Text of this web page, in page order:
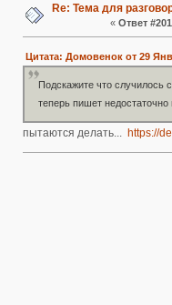
Re: Тема для
« Ответ
Цитата: Домовенок от 29
Подскажите что случилось
теперь пишет
пытаются делать... https://